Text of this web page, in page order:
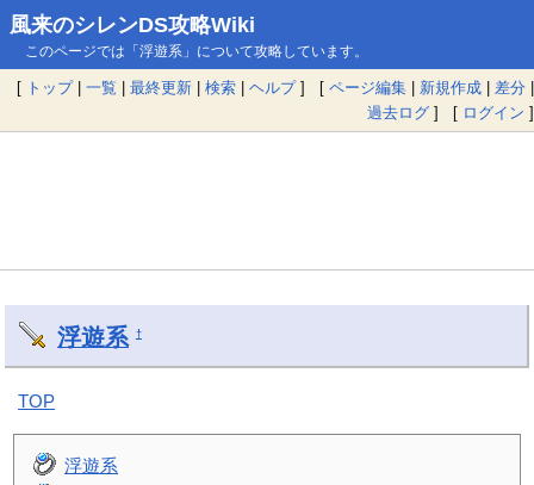
風来のシレンDS攻略Wiki
このページでは「浮遊系」について攻略しています。
[ トップ| 一覧 | 最終更新 | 検索 | ヘルプ] [ ページ編集 | 新規作成 | 差分 |
過去ログ ] [ ログイン ]
浮遊系 †
TOP
浮遊系